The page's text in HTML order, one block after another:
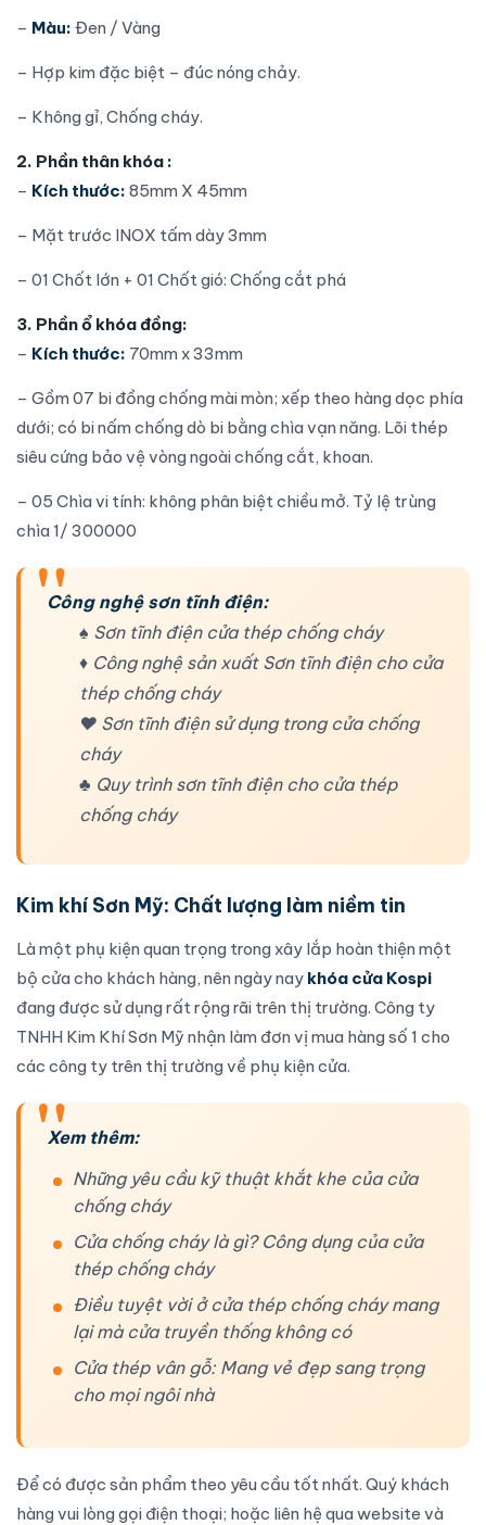
– Màu: Đen / Vàng
– Hợp kim đặc biệt – đúc nóng chảy.
– Không gỉ, Chống cháy.
2. Phần thân khóa :
– Kích thước: 85mm X 45mm
– Mặt trước INOX tấm dày 3mm
– 01 Chốt lớn + 01 Chốt gió: Chống cắt phá
3. Phần ổ khóa đồng:
– Kích thước: 70mm x 33mm
– Gồm 07 bi đồng chống mài mòn; xếp theo hàng dọc phía
dưới; có bi nấm chống dò bi bằng chìa vạn năng. Lõi thép
siêu cứng bảo vệ vòng ngoài chống cắt, khoan.
– 05 Chìa vi tính: không phân biệt chiều mở. Tỷ lệ trùng
chìa 1/ 300000
Công nghệ sơn tĩnh điện:
♠ Sơn tĩnh điện cửa thép chống cháy
♦ Công nghệ sản xuất Sơn tĩnh điện cho cửa
thép chống cháy
♥ Sơn tĩnh điện sử dụng trong cửa chống
cháy
♣ Quy trình sơn tĩnh điện cho cửa thép
chống cháy
Kim khí Sơn Mỹ: Chất lượng làm niềm tin
Là một phụ kiện quan trọng trong xây lắp hoàn thiện một
bộ cửa cho khách hàng, nên ngày nay khóa cửa Kospi
đang được sử dụng rất rộng rãi trên thị trường. Công ty
TNHH Kim Khí Sơn Mỹ nhận làm đơn vị mua hàng số 1 cho
các công ty trên thị trường về phụ kiện cửa.
Xem thêm:
Những yêu cầu kỹ thuật khắt khe của cửa
chống cháy
Cửa chống cháy là gì? Công dụng của cửa
thép chống cháy
Điều tuyệt vời ở cửa thép chống cháy mang
lại mà cửa truyền thống không có
Cửa thép vân gỗ: Mang vẻ đẹp sang trọng
cho mọi ngôi nhà
Để có được sản phẩm theo yêu cầu tốt nhất. Quý khách
hàng vui lòng gọi điện thoại; hoặc liên hệ qua website và